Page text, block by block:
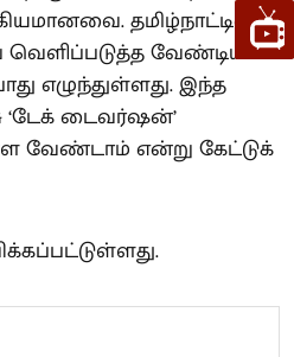
தமிழ்நாட்டின்
வேண்டிய
எழுந்துள்ளது. இந்த
‘டேக் டைவர்ஷன்’
என்று கேட்டுக்